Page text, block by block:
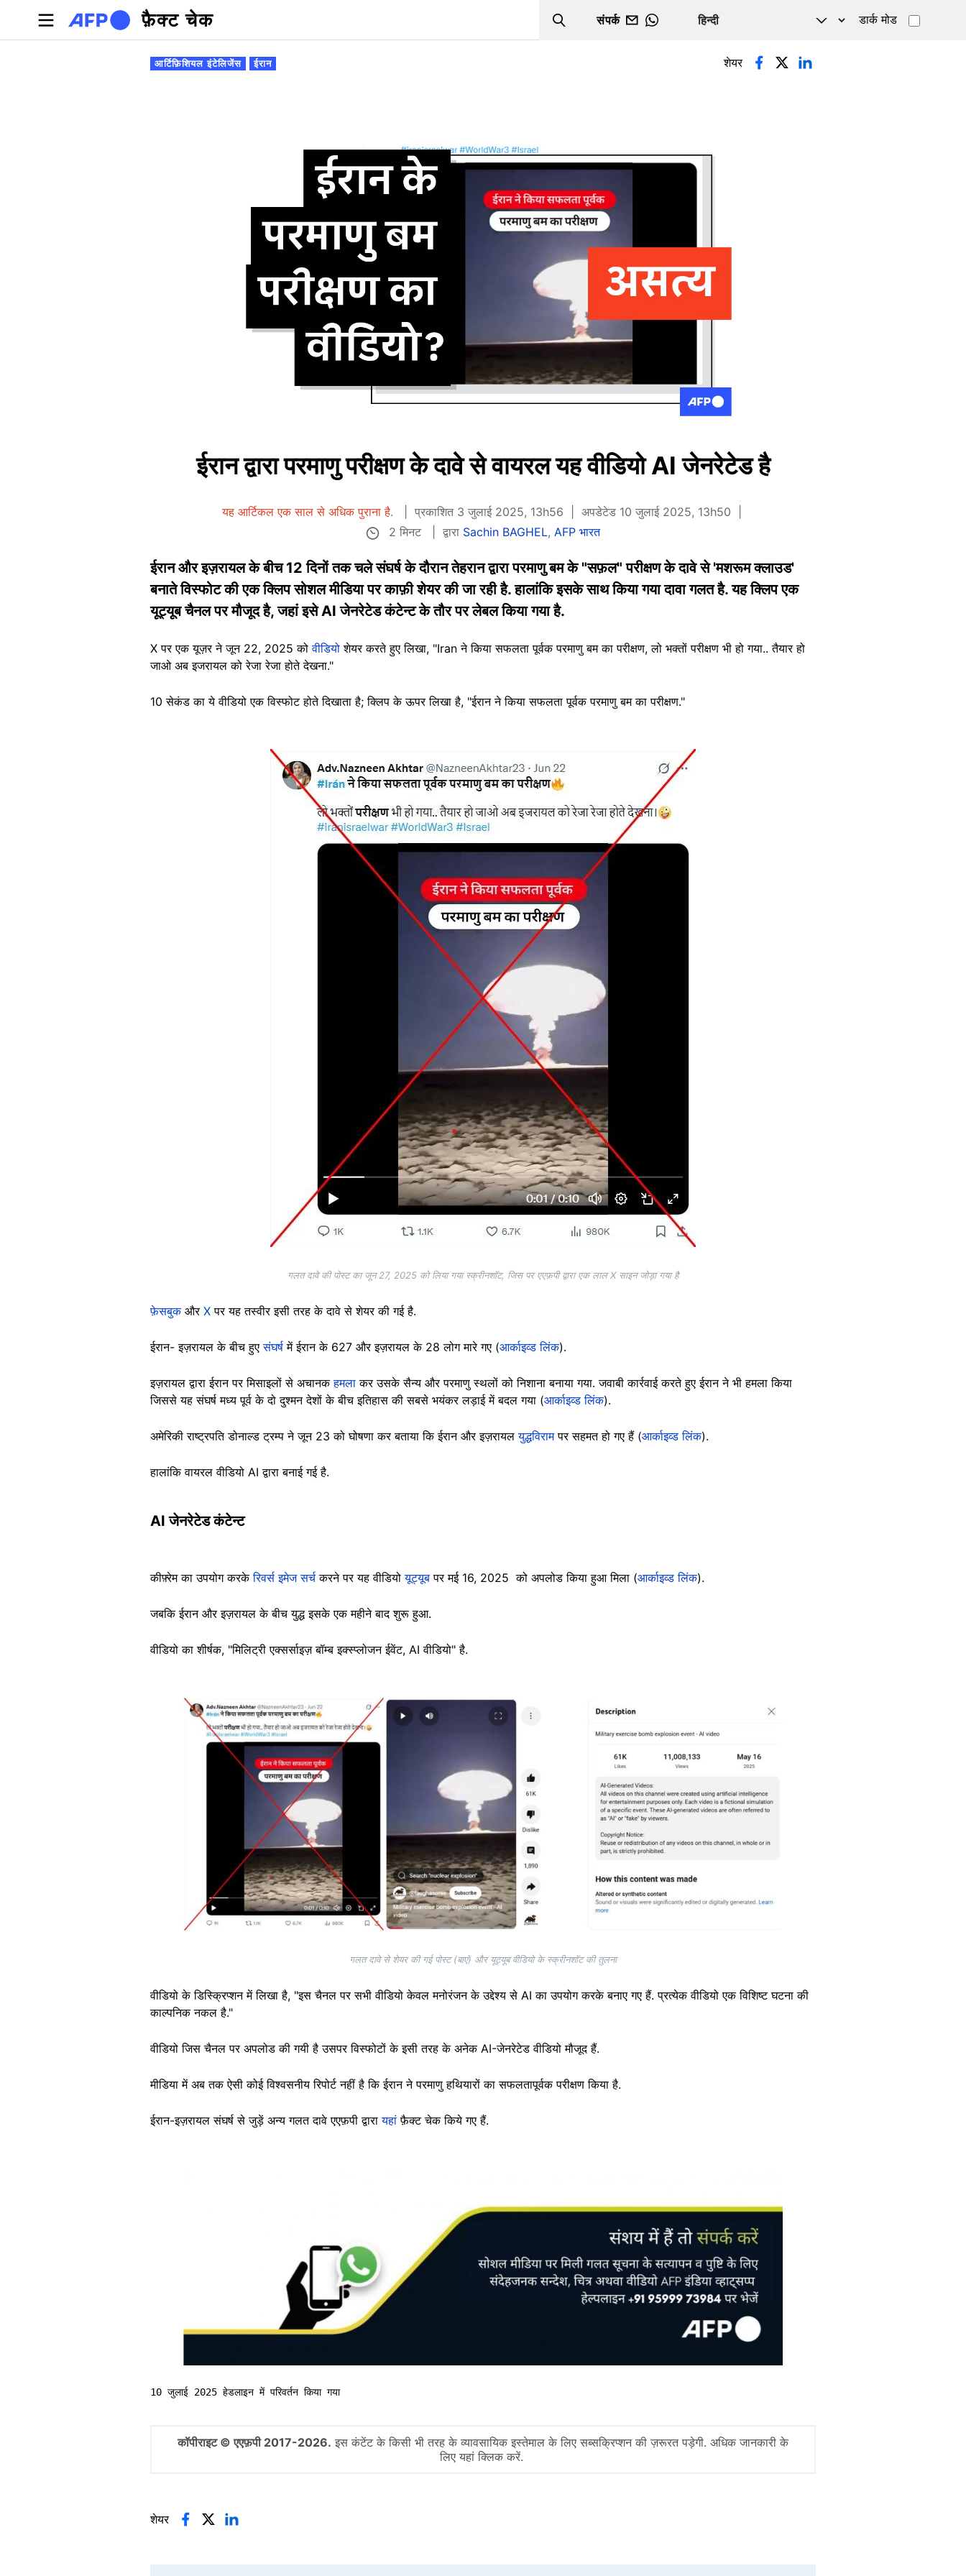
Skip to main content
फ़ैक्ट चेक Search
संपर्क
WHATSAPP
डार्क मोड
आर्टिफ़िशियल इंटेलिजेंस ईरान शेयर
ईरान द्वारा परमाणु परीक्षण के दावे से वायरल यह वीडियो AI जेनरेटेड है
यह आर्टिकल एक साल से अधिक पुराना है. प्रकाशित 3 जुलाई 2025, 13h56
अपडेटेड 10 जुलाई 2025, 13h50
2 मिनट
द्वारा Sachin BAGHEL, AFP भारत
ईरान और इज़रायल के बीच 12 दिनों तक चले संघर्ष के दौरान तेहरान द्वारा परमाणु बम के "सफ़ल" परीक्षण के दावे से 'मशरूम क्लाउड'
बनाते विस्फोट की एक क्लिप सोशल मीडिया पर काफ़ी शेयर की जा रही है. हालांकि इसके साथ किया गया दावा गलत है. यह क्लिप एक
यूट्यूब चैनल पर मौजूद है, जहां इसे AI जेनरेटेड कंटेन्ट के तौर पर लेबल किया गया है.
X पर एक यूज़र ने जून 22, 2025 कोवीडियोशेयर करते हुए लिखा, "Iran ने किया सफलता पूर्वक परमाणु बम का परीक्षण, लो भक्तों परीक्षण भी हो गया.. तैयार हो
जाओ अब इजरायल को रेजा रेजा होते देखना."
10 सेकंड का ये वीडियो एक विस्फोट होते दिखाता है; क्लिप के ऊपर लिखा है, "ईरान ने किया सफलता पूर्वक परमाणु बम का परीक्षण."
गलत दावे की पोस्ट का जून 27, 2025 को लिया गया स्क्रीनशॉट, जिस पर एएफ़पी द्वारा एक लाल X साइन जोड़ा गया है
फ़ेसबुकऔर X पर यह तस्वीर इसी तरह के दावे से शेयर की गई है.
ईरान- इज़रायल के बीच हुएसंघर्षमें ईरान के 627 और इज़रायल के 28 लोग मारे गए (आर्काइव्ड लिंक).
इज़रायल द्वारा ईरान पर मिसाइलों से अचानकहमलाकर उसके सैन्य और परमाणु स्थलों को निशाना बनाया गया. जवाबी कार्रवाई करते हुए ईरान ने भी हमला किया
जिससे यह संघर्ष मध्य पूर्व के दो दुश्मन देशों के बीच इतिहास की सबसे भयंकर लड़ाई में बदल गया (आर्काइव्ड लिंक).
अमेरिकी राष्ट्रपति डोनाल्ड ट्रम्प ने जून 23 को घोषणा कर बताया कि ईरान और इज़रायलयुद्धविरामपर सहमत हो गए हैं (आर्काइव्ड लिंक).
हालांकि वायरल वीडियो AI द्वारा बनाई गई है.
AI जेनरेटेड कंटेन्ट
कीफ़्रेम का उपयोग करकेरिवर्स इमेज सर्च करने पर यह वीडियोयूट्यूबपर मई 16, 2025 को अपलोड किया हुआ मिला (आर्काइव्ड लिंक).
जबकि ईरान और इज़रायल के बीच युद्ध इसके एक महीने बाद शुरू हुआ.
वीडियो का शीर्षक, "मिलिट्री एक्सर्साइज़ बॉम्ब इक्स्प्लोजन ईवेंट, AI वीडियो" है.
गलत दावे से शेयर की गई पोस्ट (बाएं) और यूट्यूब वीडियो के स्क्रीनशॉट की तुलना
वीडियो के डिस्क्रिप्शन में लिखा है, "इस चैनल पर सभी वीडियो केवल मनोरंजन के उद्देश्य से AI का उपयोग करके बनाए गए हैं. प्रत्येक वीडियो एक विशिष्ट घटना की
काल्पनिक नकल है."
वीडियो जिस चैनल पर अपलोड की गयी है उसपर विस्फोटों के इसी तरह के अनेक AI-जेनरेटेड वीडियो मौजूद हैं.
मीडिया में अब तक ऐसी कोई विश्वसनीय रिपोर्ट नहीं है कि ईरान ने परमाणु हथियारों का सफलतापूर्वक परीक्षण किया है.
ईरान-इज़रायल संघर्ष से जुड़ें अन्य गलत दावे एएफ़पी द्वारायहांफ़ैक्ट चेक किये गए हैं.
10 जुलाई 2025 हेडलाइन में परिवर्तन किया गया
कॉपीराइट © एएफ़पी 2017-2026. इस कंटेंट के किसी भी तरह के व्यावसायिक इस्तेमाल के लिए सब्सक्रिप्शन की ज़रूरत पड़ेगी. अधिक जानकारी के
लिए यहां क्लिक करें.
शेयर